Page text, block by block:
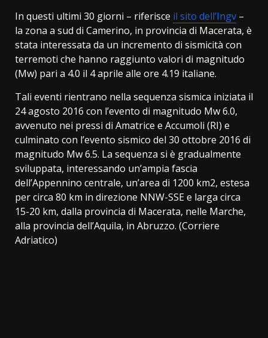
In questi ultimi 30 giorni – riferisce il sito dell’Ingv –
la zona a sud di Camerino, in provincia di Macerata, è
stata interessata da un incremento di sismicità con
terremoti che hanno raggiunto valori di magnitudo
(Mw) pari a 4.0 il 4 aprile alle ore 4.19 italiane.
Tali eventi rientrano nella sequenza sismica iniziata il
24 agosto 2016 con l’evento di magnitudo Mw 6.0,
avvenuto nei pressi di Amatrice e Accumoli (RI) e
culminato con l’evento sismico del 30 ottobre 2016 di
magnitudo Mw 6.5. La sequenza si è gradualmente
sviluppata, interessando un’ampia fascia
dell’Appennino centrale, un’area di 1200 km2, estesa
per circa 80 km in direzione NNW-SSE e larga circa
15-20 km, dalla provincia di Macerata, nelle Marche,
alla provincia dell’Aquila, in Abruzzo. (Corriere
Adriatico)